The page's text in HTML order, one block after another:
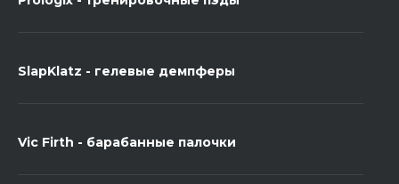
SlapKlatz - гелевые демпферы
Vic Firth - барабанные палочки